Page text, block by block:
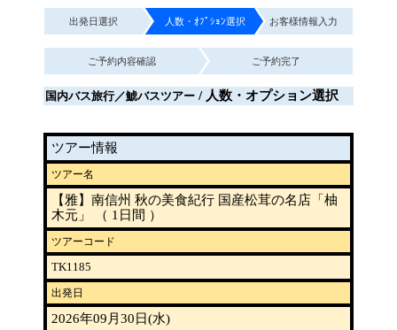
出発日選択 人数・ｵﾌﾟｼｮﾝ選択 お客様情報入力
ご予約内容確認 ご予約完了
国内バス旅行／鯱バスツアー / 人数・オプション選択
ツアー情報
ツアー名
【雅】南信州 秋の美食紀行 国産松茸の名店「柚
木元」 （ 1日間 ）
ツアーコード
TK1185
出発日
2026年09月30日(水)